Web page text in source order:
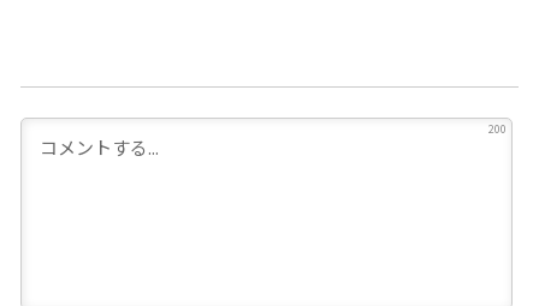
200